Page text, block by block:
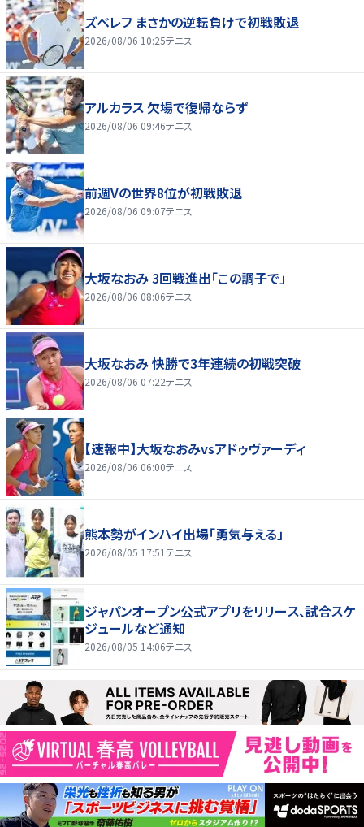
ズベレフ まさかの逆転負けで初戦敗退
2026/08/06 10:25テニス
アルカラス 欠場で復帰ならず
2026/08/06 09:46テニス
前週Vの世界8位が初戦敗退
2026/08/06 09:07テニス
大坂なおみ 3回戦進出「この調子で」
2026/08/06 08:06テニス
大坂なおみ 快勝で3年連続の初戦突破
2026/08/06 07:22テニス
【速報中】大坂なおみvsアドゥヴァーディ
2026/08/06 06:00テニス
熊本勢がインハイ出場「勇気与える」
2026/08/05 17:51テニス
ジャパンオープン公式アプリをリリース、試合スケ
ジュールなど通知
2026/08/05 14:06テニス